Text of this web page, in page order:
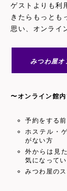
ゲストよりも利
きたらもっとも
思い、オンライ
みつわ屋オ
〜オンライン館
予約をする
ホステル・
がない方
外からは見
気になって
みつわ屋の